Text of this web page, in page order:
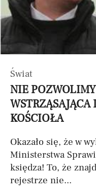
Świat
NIE
KOŚCIOŁA
Okazało się, że w
Ministerstwa
księdza! To, że
rejestrze nie...